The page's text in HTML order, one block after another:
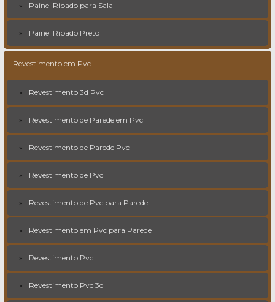
Painel Ripado para Sala
Painel Ripado Preto
Revestimento em Pvc
Revestimento 3d Pvc
Revestimento de Parede em Pvc
Revestimento de Parede Pvc
Revestimento de Pvc
Revestimento de Pvc para Parede
Revestimento em Pvc para Parede
Revestimento Pvc
Revestimento Pvc 3d